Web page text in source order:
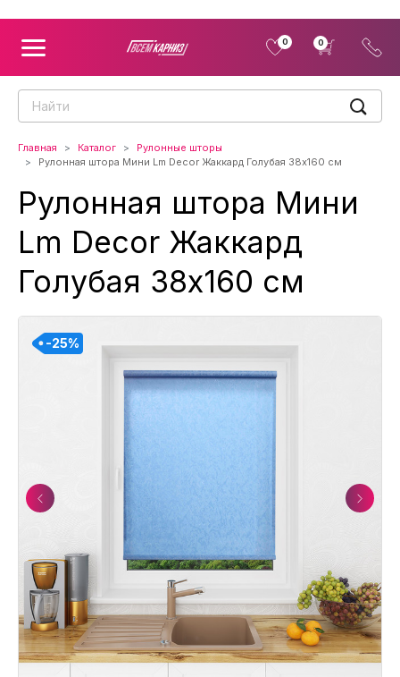
0 0
Главная Каталог
Рулонные шторы
Рулонная штора Мини Lm Decor Жаккард Голубая 38x160 см
Рулонная штора Мини
Lm Decor Жаккард
Голубая 38x160 см
Previous
-25%
-25%
-25%
-25%
-25%
-25%
-25%
-25%
-25%
-25%
-25%
Next